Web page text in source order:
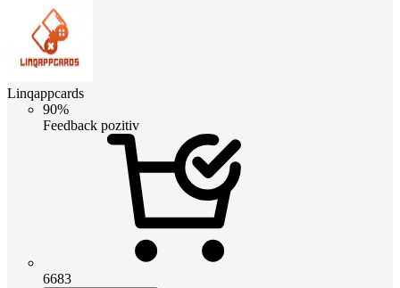
Linqappcards
90%
Feedback pozitiv
6683